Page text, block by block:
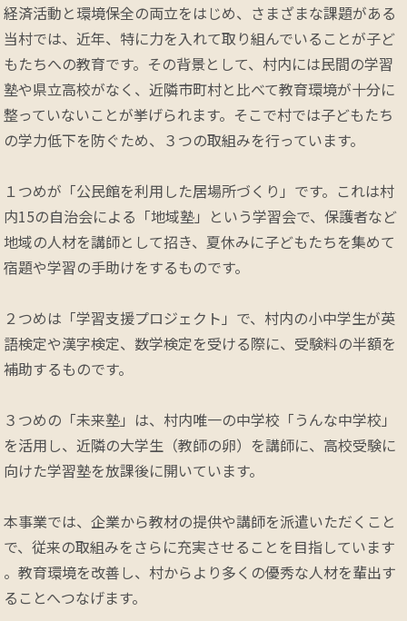
経済活動と環境保全の両立をはじめ、さまざまな課題がある
当村では、近年、特に力を入れて取り組んでいることが子ど
もたちへの教育です。その背景として、村内には民間の学習
塾や県立高校がなく、近隣市町村と比べて教育環境が十分に
整っていないことが挙げられます。そこで村では子どもたち
の学力低下を防ぐため、３つの取組みを行っています。
１つめが「公民館を利用した居場所づくり」です。これは村
内15の自治会による「地域塾」という学習会で、保護者など
地域の人材を講師として招き、夏休みに子どもたちを集めて
宿題や学習の手助けをするものです。
２つめは「学習支援プロジェクト」で、村内の小中学生が英
語検定や漢字検定、数学検定を受ける際に、受験料の半額を
補助するものです。
３つめの「未来塾」は、村内唯一の中学校「うんな中学校」
を活用し、近隣の大学生（教師の卵）を講師に、高校受験に
向けた学習塾を放課後に開いています。
本事業では、企業から教材の提供や講師を派遣いただくこと
で、従来の取組みをさらに充実させることを目指しています
。教育環境を改善し、村からより多くの優秀な人材を輩出す
ることへつなげます。